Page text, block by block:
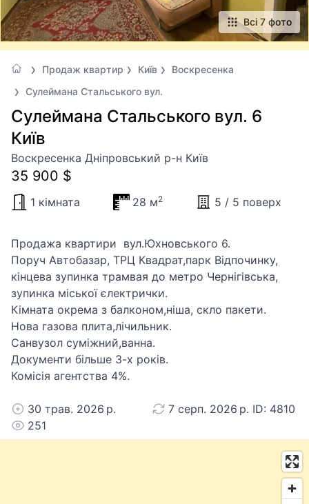
Всі 7 фото
Продаж квартир Київ
Воскресенка
Сулеймана Стальського вул.
Сулеймана Стальського вул. 6
Київ
Воскресенка Дніпровський р-н Київ
35 900 $
1 кімната 28 м2 5 / 5 поверх
Продажа квартири вул.Юхновського 6.
Поруч Автобазар, ТРЦ Квадрат,парк Відпочинку,
кінцева зупинка трамвая до метро Чернігівська,
зупинка міської єлектрички.
Кімната окрема з балконом,ніша, скло пакети.
Нова газова плита,лічильник.
Санвузол суміжний,ванна.
Документи більше 3-х років.
Комісія агентства 4%.
30 трав. 2026 р.
7 серп. 2026 р. ID: 4810
251